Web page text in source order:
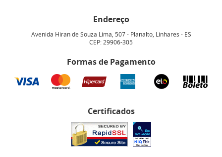
Endereço
Avenida Hiran de Souza Lima, 507- Planalto, Linhares - ES
CEP: 29906-305
Formas de Pagamento
Certificados